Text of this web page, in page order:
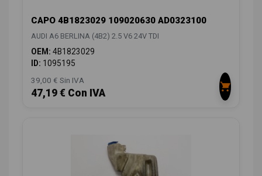
CAPO 4B1823029 109020630 AD0323100
AUDI A6 BERLINA (4B2) 2.5 V6 24V TDI
OEM: 4B1823029
ID: 1095195
39,00 € Sin IVA
47,19 € Con IVA